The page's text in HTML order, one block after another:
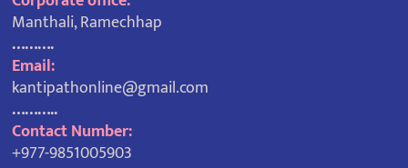
Manthali, Ramechhap
……….
Email:
kantipathonline@gmail.com
………..
Contact Number:
+977-9851005903